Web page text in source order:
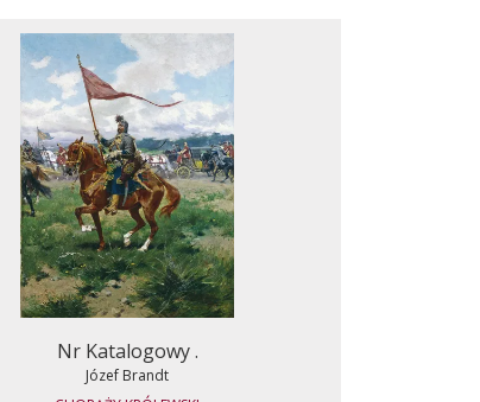
Nr Katalogowy .
Józef Brandt